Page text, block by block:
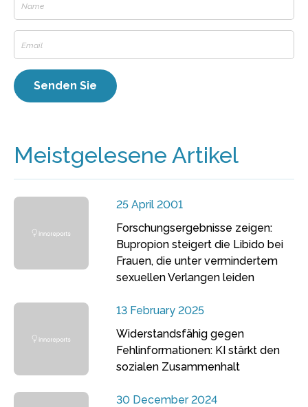
Meistgelesene Artikel
25 April 2001
Forschungsergebnisse zeigen:
Bupropion steigert die Libido bei
Frauen, die unter vermindertem
sexuellen Verlangen leiden
13 February 2025
Widerstandsfähig gegen
Fehlinformationen: KI stärkt den
sozialen Zusammenhalt
30 December 2024